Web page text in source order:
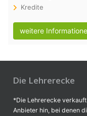
Kredite
weitere
Die Lehrerecke
*Die Lehrerecke
Anbieter hin, bei denen